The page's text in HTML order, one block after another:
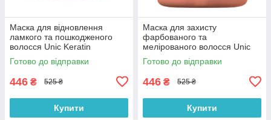
Маска для відновлення
ламкого та пошкодженого
волосся Unic Keratin
Hyaluronic 500 мл
Готово до відправки
446 ₴ 525 ₴
Купити
Маска для захисту
фарбованого та
мелірованого волосся Unic
Color Hyaloronic 500 мл
Готово до відправки
446 ₴ 525 ₴
Купити